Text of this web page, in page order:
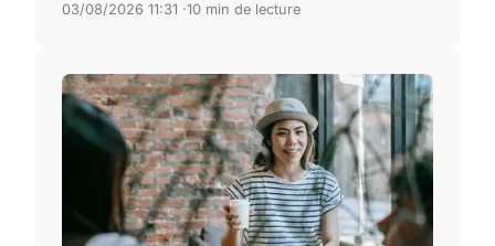
03/08/2026 11:31 10 min de lecture